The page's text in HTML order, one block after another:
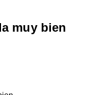
muy bien